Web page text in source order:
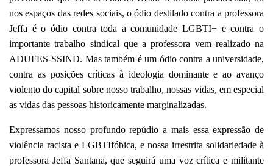
nos espaços das redes sociais, o ódio destilado contra a professora
Jeffa é o ódio contra toda a comunidade LGBTI+ e contra o
importante trabalho sindical que a professora vem realizado na
ADUFES-SSIND. Mas também é um ódio contra a universidade,
contra as posições críticas à ideologia dominante e ao avanço
violento do capital sobre nosso trabalho, nossas vidas, em especial
as vidas das pessoas historicamente marginalizadas.
Expressamos nosso profundo repúdio a mais essa expressão de
violência racista e LGBTIfóbica, e nossa irrestrita solidariedade à
professora Jeffa Santana, que seguirá uma voz crítica e militante